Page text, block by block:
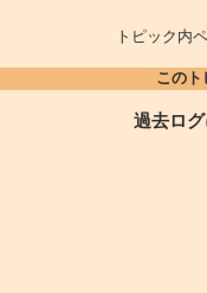
トピック
このト
過去ロ